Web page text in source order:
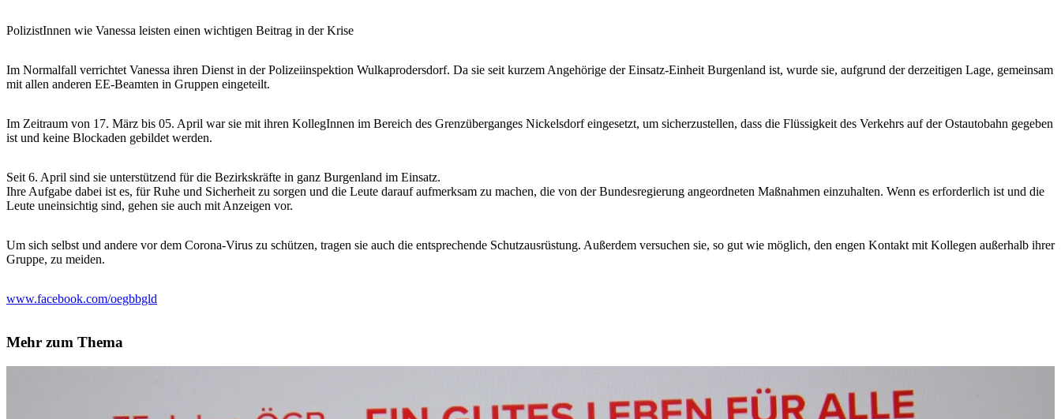
PolizistInnen wie Vanessa leisten einen wichtigen Beitrag in der Krise
Im Normalfall verrichtet Vanessa ihren Dienst in der Polizeiinspektion Wulkaprodersdorf. Da sie seit kurzem Angehörige der Einsatz-Einheit Burgenland ist, wurde sie, aufgrund der derzeitigen Lage, gemeinsam
mit allen anderen EE-Beamten in Gruppen eingeteilt.
Im Zeitraum von 17. März bis 05. April war sie mit ihren KollegInnen im Bereich des Grenzüberganges Nickelsdorf eingesetzt, um sicherzustellen, dass die Flüssigkeit des Verkehrs auf der Ostautobahn gegeben
ist und keine Blockaden gebildet werden.
Seit 6. April sind sie unterstützend für die Bezirkskräfte in ganz Burgenland im Einsatz.
Ihre Aufgabe dabei ist es, für Ruhe und Sicherheit zu sorgen und die Leute darauf aufmerksam zu machen, die von der Bundesregierung angeordneten Maßnahmen einzuhalten. Wenn es erforderlich ist und die
Leute uneinsichtig sind, gehen sie auch mit Anzeigen vor.
Um sich selbst und andere vor dem Corona-Virus zu schützen, tragen sie auch die entsprechende Schutzausrüstung. Außerdem versuchen sie, so gut wie möglich, den engen Kontakt mit Kollegen außerhalb ihrer
Gruppe, zu meiden.
www.facebook.com/oegbbgld
Mehr zum Thema